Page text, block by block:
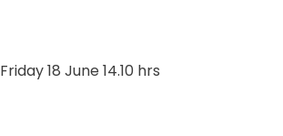
Friday 18 June 14.10 hrs